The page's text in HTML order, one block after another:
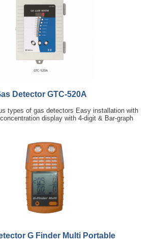
Detector GTC-520A
types of gas detectors Easy installation with
display with 4-digit & Bar-graph
G Finder Multi Portable